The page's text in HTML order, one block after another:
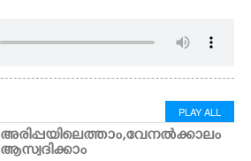
PLAY ALL
അരിപ്പയിലെത്താം,​ വേനൽക്കാലം
ആസ്വദിക്കാം